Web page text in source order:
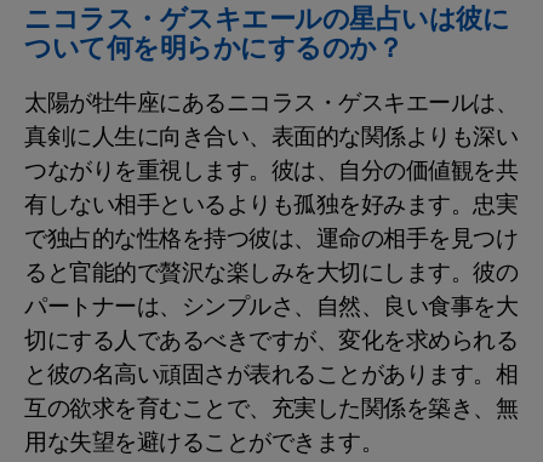
ニコラス・ゲスキエールの星占いは彼に
ついて何を明らかにするのか？
太陽が牡牛座にあるニコラス・ゲスキエールは、
真剣に人生に向き合い、表面的な関係よりも深い
つながりを重視します。彼は、自分の価値観を共
有しない相手といるよりも孤独を好みます。忠実
で独占的な性格を持つ彼は、運命の相手を見つけ
ると官能的で贅沢な楽しみを大切にします。彼の
パートナーは、シンプルさ、自然、良い食事を大
切にする人であるべきですが、変化を求められる
と彼の名高い頑固さが表れることがあります。相
互の欲求を育むことで、充実した関係を築き、無
用な失望を避けることができます。